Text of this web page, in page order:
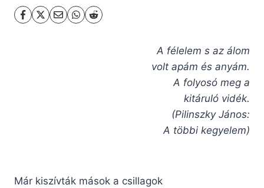
A félelem s az álom
volt apám és anyám.
A folyosó meg a
kitáruló vidék.
(Pilinszky János:
A többi kegyelem)
Már kiszívták mások a csillagok